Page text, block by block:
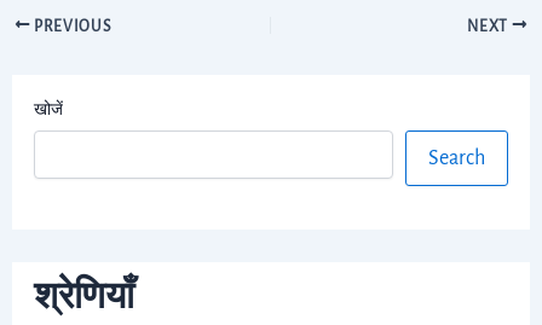
PREVIOUS NEXT
खोजें
Search
श्रेणियाँ